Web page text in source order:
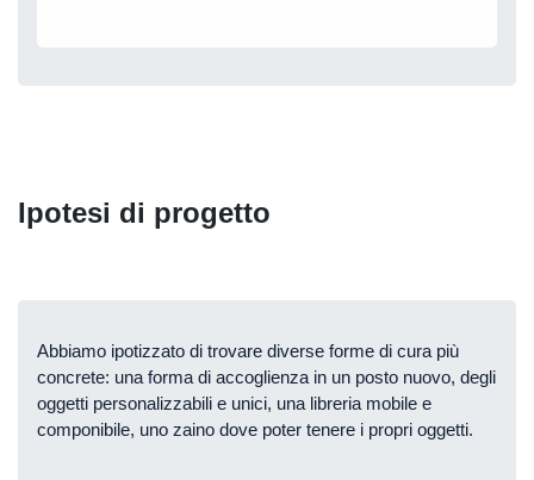
Ipotesi di progetto
Abbiamo ipotizzato di trovare diverse forme di cura più
concrete: una forma di accoglienza in un posto nuovo, degli
oggetti personalizzabili e unici, una libreria mobile e
componibile, uno zaino dove poter tenere i propri oggetti.